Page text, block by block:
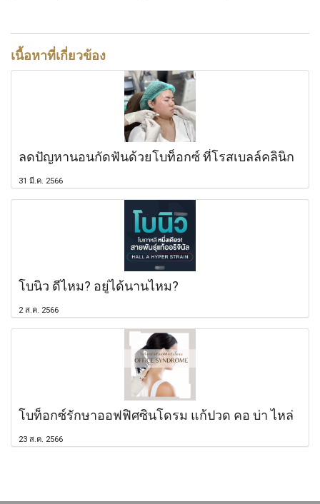
เนื้อหาที่เกี่ยวข้อง
ลดปัญหานอนกัดฟันด้วยโบท็อกซ์ ที่โรสเบลล์คลินิก
31 มี.ค. 2566
โบนิว ดีไหม? อยู่ได้นานไหม?
2 ส.ค. 2566
โบท็อกซ์รักษาออฟฟิศซินโดรม แก้ปวด คอ บ่า ไหล่
23 ส.ค. 2566